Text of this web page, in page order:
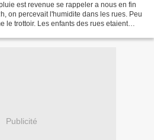
est revenue se rappeler a nous en fin
on percevait l'humidite dans les rues. Peu
le trottoir. Les enfants des rues etaient
Publicité